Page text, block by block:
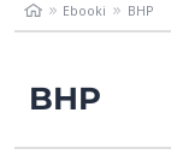
Ebooki BHP
BHP